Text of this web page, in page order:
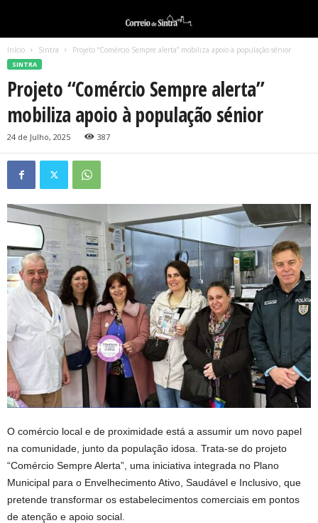
Início Sintra Projeto “Comércio Sempre alerta” mobiliza apoio à população sénior
SINTRA
Projeto “Comércio Sempre alerta”
mobiliza apoio à população sénior
24 de Julho, 2025 387
O comércio local e de proximidade está a assumir um novo papel
na comunidade, junto da população idosa. Trata-se do projeto
“Comércio Sempre Alerta”, uma iniciativa integrada no Plano
Municipal para o Envelhecimento Ativo, Saudável e Inclusivo, que
pretende transformar os estabelecimentos comerciais em pontos
de atenção e apoio social.